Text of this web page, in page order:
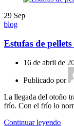
29 Sep
blog
Estufas de
16 de abril de
Publicado por
La llegada del otoño
frío. Con el frío lo
Continuar leyendo